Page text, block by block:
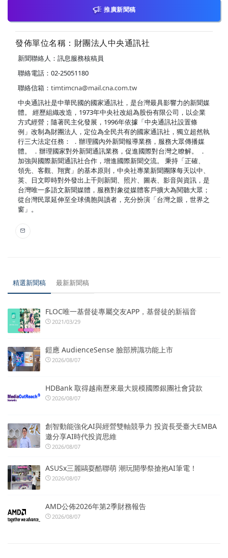
推廣新聞稿
發佈單位名稱：財團法人中央通訊社
新聞聯絡人：訊息服務核稿員
聯絡電話：02-25051180
聯絡信箱： timtimcna@mail.cna.com.tw
中央通訊社是中華民國的國家通訊社，是台灣最具影響力的新聞媒
體。 經歷組織改造，1973年中央社改組為股份有限公司，以企業
方式經營；隨著民主化發展，1996年依據「中央通訊社設置條
例」改制為財團法人，定位為全民共有的國家通訊社，獨立超然執
行三大法定任務： ．辦理國內外新聞報導業務，服務大眾傳播媒
體。 ．辦理國家對外新聞通訊業務，促進國際對台灣之瞭解。 ．
加強與國際新聞通訊社合作，增進國際新聞交流。 秉持「正確、
領先、客觀、翔實」的基本原則，中央社專業新聞團隊每天以中、
英、日文即時對外發出上千則新聞、照片、圖表、影音與資訊，是
台灣唯一多語文新聞媒體，服務對象從媒體客戶擴大為閱聽大眾；
從台灣民眾延伸至全球僑胞與讀者，充分扮演「台灣之眼，世界之
窗」。
精選新聞稿 最新新聞稿
FLOC唯一基督徒專屬交友APP，基督徒的新福音
2021/03/29
鎧應 AudienceSense 臉部辨識功能上市
2026/08/07
HDBank 取得越南歷來最大規模國際銀團社會貸款
2026/08/07
創智動能強化AI與經營雙軸競爭力 投資長受臺大EMBA
邀分享AI時代投資思維
2026/08/07
ASUSx三麗鷗耍酷聯萌 潮玩開學祭搶抱AI筆電！
2026/08/07
AMD公佈2026年第2季財務報告
2026/08/07